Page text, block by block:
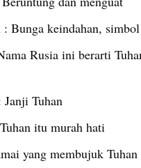
Bunga keindahan,
Rusia ini berarti
Janji Tuhan
itu murah hati
yang membujuk Tuhan